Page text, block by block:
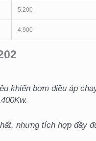
5.200
4.900
khiển bơm điều áp
nhưng tích hợp đầy